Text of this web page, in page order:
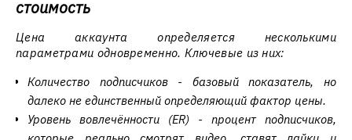
стоимость
Цена аккаунта определяется несколькими
параметрами одновременно. Ключевые из них:
Количество подписчиков - базовый показатель, но
далеко не единственный определяющий фактор цены.
Уровень вовлечённости (ER) - процент подписчиков,